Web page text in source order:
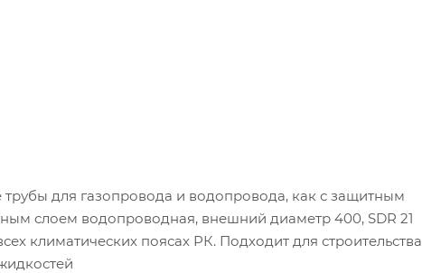
для газопровода и водопровода, как с защитным
слоем водопроводная, внешний диаметр 400, SDR 21
климатических поясах РК. Подходит для строительства